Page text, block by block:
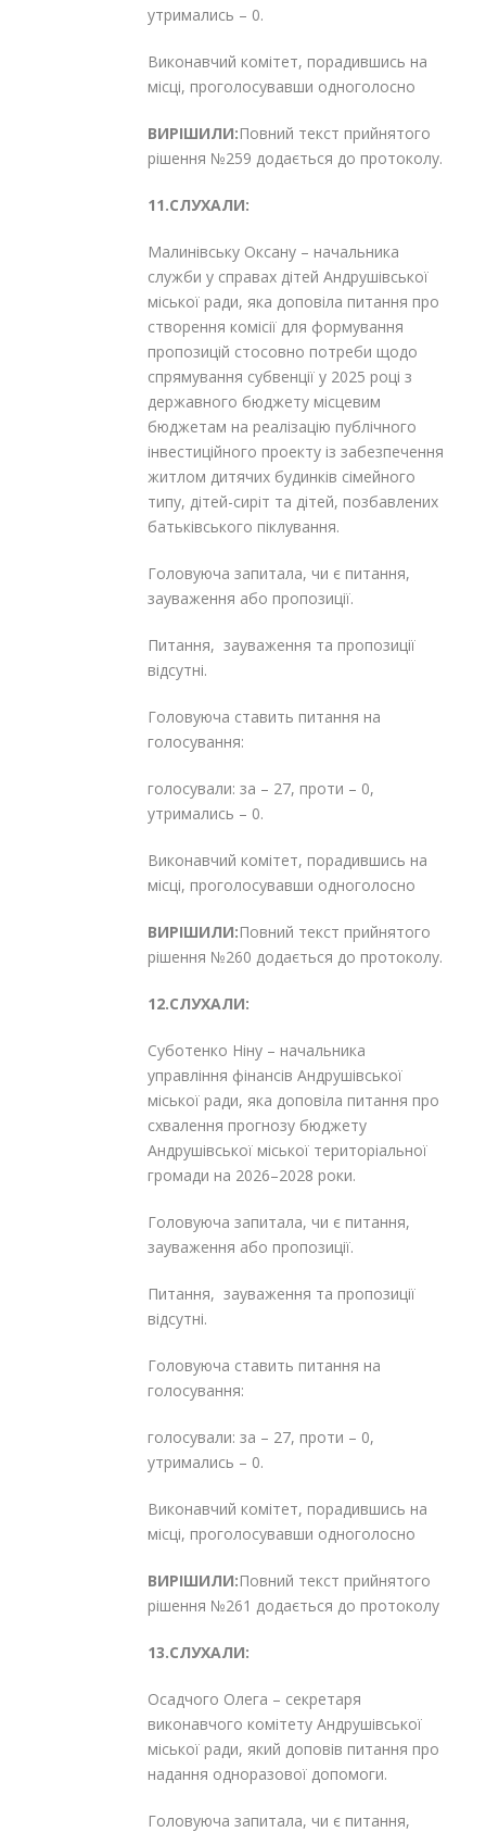
утримались – 0.
Виконавчий комітет, порадившись на
місці, проголосувавши одноголосно
ВИРІШИЛИ:Повний текст прийнятого
рішення №259 додається до протоколу.
11.СЛУХАЛИ:
Малинівську Оксану – начальника
служби у справах дітей Андрушівської
міської ради, яка доповіла питання про
створення комісії для формування
пропозицій стосовно потреби щодо
спрямування субвенції у 2025 році з
державного бюджету місцевим
бюджетам на реалізацію публічного
інвестиційного проекту із забезпечення
житлом дитячих будинків сімейного
типу, дітей-сиріт та дітей, позбавлених
батьківського піклування.
Головуюча запитала, чи є питання,
зауваження або пропозиції.
Питання, зауваження та пропозиції
відсутні.
Головуюча ставить питання на
голосування:
голосували: за – 27, проти – 0,
утримались – 0.
Виконавчий комітет, порадившись на
місці, проголосувавши одноголосно
ВИРІШИЛИ:Повний текст прийнятого
рішення №260 додається до протоколу.
12.СЛУХАЛИ:
Суботенко Ніну – начальника
управління фінансів Андрушівської
міської ради, яка доповіла питання про
схвалення прогнозу бюджету
Андрушівської міської територіальної
громади на 2026–2028 роки.
Головуюча запитала, чи є питання,
зауваження або пропозиції.
Питання, зауваження та пропозиції
відсутні.
Головуюча ставить питання на
голосування:
голосували: за – 27, проти – 0,
утримались – 0.
Виконавчий комітет, порадившись на
місці, проголосувавши одноголосно
ВИРІШИЛИ:Повний текст прийнятого
рішення №261 додається до протоколу
13.СЛУХАЛИ:
Осадчого Олега – секретаря
виконавчого комітету Андрушівської
міської ради, який доповів питання про
надання одноразової допомоги.
Головуюча запитала, чи є питання,